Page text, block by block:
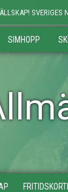
SVERIGES
SIMHOPP